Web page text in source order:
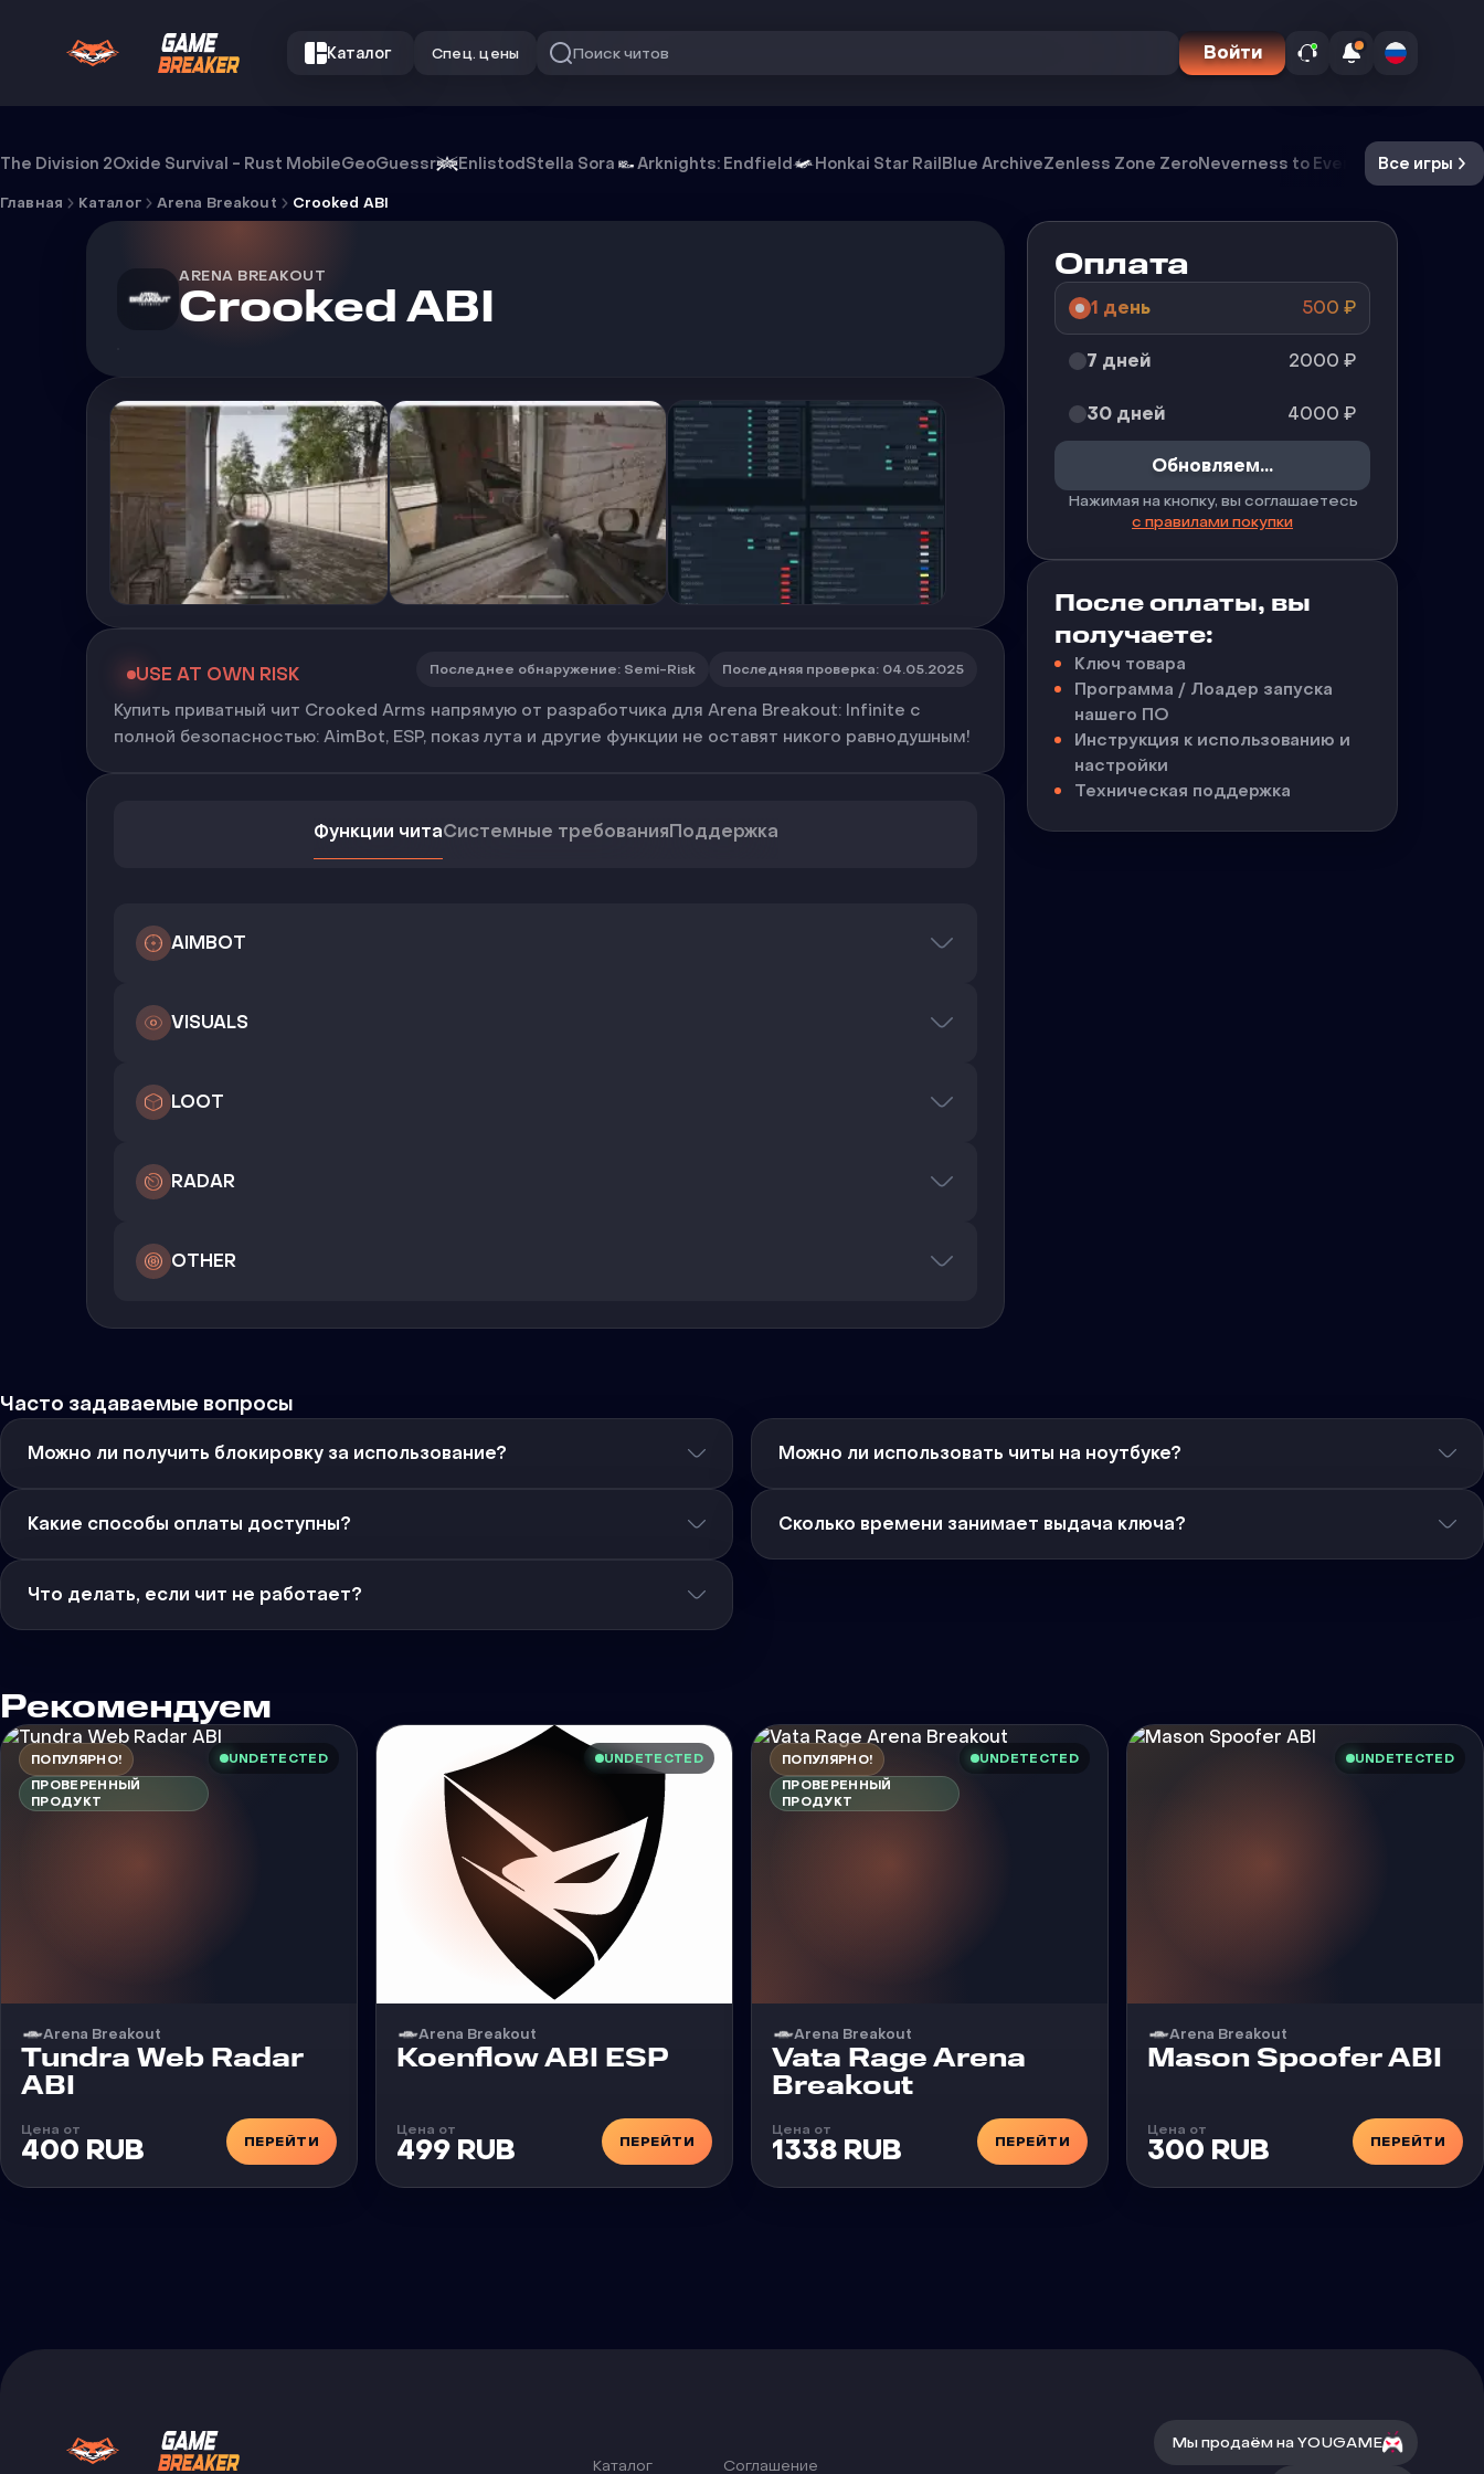
Каталог Спец. цены Поиск читов Войти
The Division 2Oxide Survival - Rust MobileGeoGuessr EnlistodStella Sora Arknights: Endfield Honkai Star RailBlue ArchiveZenless Zone ZeroNeverness to Everness Meccha
Все игры
Главная Каталог Arena Breakout Crooked ABI
ARENA BREAKOUT
Crooked ABI
USE AT OWN RISK Последнее обнаружение: Semi-Risk Последняя проверка: 04.05.2025
Купить приватный чит Crooked Arms напрямую от разработчика для Arena Breakout: Infinite с
полной безопасностью: AimBot, ESP, показ лута и другие функции не оставят никого равнодушным!
Функции читаСистемные требованияПоддержка
AIMBOT
VISUALS
LOOT
RADAR
OTHER
Оплата
1 день 500 ₽
7 дней 2000 ₽
30 дней 4000 ₽
Обновляем...
Нажимая на кнопку, вы соглашаетесь
с правилами покупки
После оплаты, вы
получаете:
Ключ товара
Программа / Лоадер запуска
нашего ПО
Инструкция к использованию и
настройки
Техническая поддержка
Часто задаваемые вопросы
Можно ли получить блокировку за использование? Можно ли использовать читы на ноутбуке?
Какие способы оплаты доступны? Сколько времени занимает выдача ключа?
Что делать, если чит не работает?
Рекомендуем
ПОПУЛЯРНО!
ПРОВЕРЕННЫЙ
ПРОДУКТ
UNDETECTED
Arena Breakout
Чит
Tundra Web Radar
ABI
Цена от
400 RUB ПЕРЕЙТИ
UNDETECTED
Arena Breakout
Чит
Koenflow ABI ESP
Цена от
499 RUB ПЕРЕЙТИ
ПОПУЛЯРНО!
ПРОВЕРЕННЫЙ
ПРОДУКТ
UNDETECTED
Arena Breakout
Чит
Vata Rage Arena
Breakout
Цена от
1338 RUB ПЕРЕЙТИ
UNDETECTED
Arena Breakout
Чит
Mason Spoofer ABI
Цена от
300 RUB ПЕРЕЙТИ
Каталог Соглашение
Мы продаём на YOUGAME